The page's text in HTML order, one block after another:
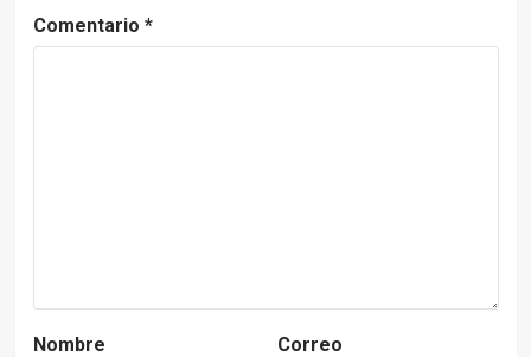
Comentario *
Nombre
Correo